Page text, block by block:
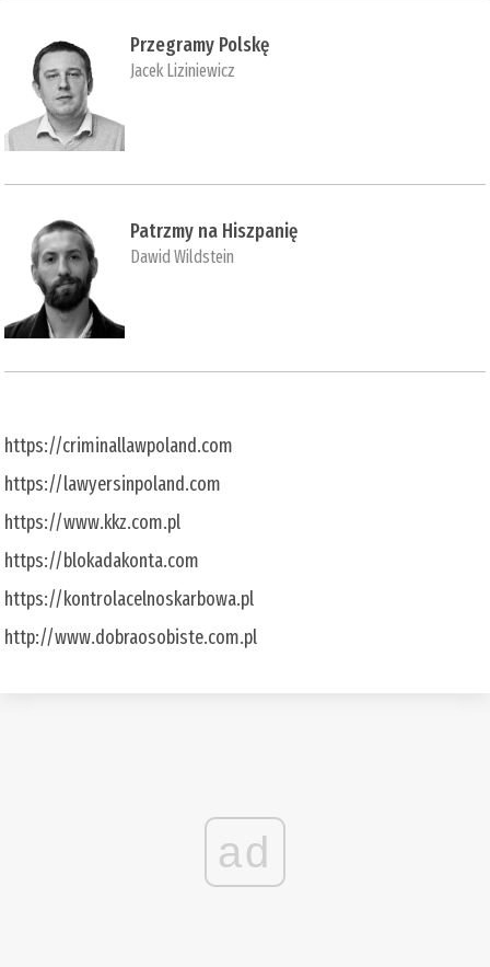
Przegramy Polskę
Jacek Liziniewicz
Patrzmy na Hiszpanię
Dawid Wildstein
https://criminallawpoland.com
https://lawyersinpoland.com
https://www.kkz.com.pl
https://blokadakonta.com
https://kontrolacelnoskarbowa.pl
http://www.dobraosobiste.com.pl
ad